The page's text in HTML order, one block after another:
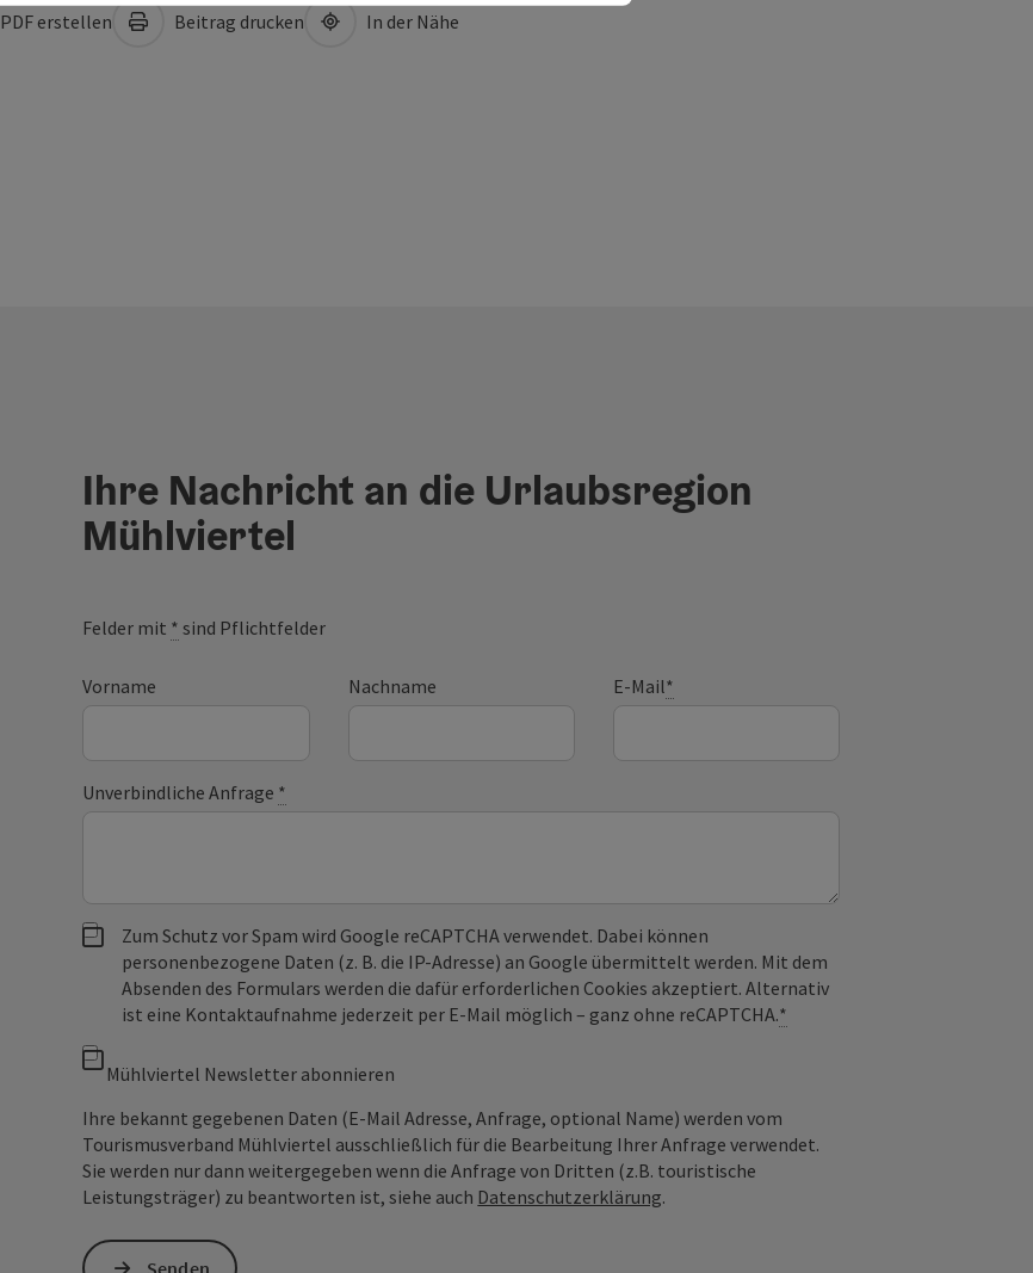
PDF erstellen Beitrag drucken In der Nähe
Ihre Nachricht an die Urlaubsregion
Mühlviertel
Felder mit * sind Pflichtfelder
Vorname Nachname E-Mail*
Unverbindliche Anfrage *
Zum Schutz vor Spam wird Google reCAPTCHA verwendet. Dabei können
personenbezogene Daten (z. B. die IP-Adresse) an Google übermittelt werden. Mit dem
Absenden des Formulars werden die dafür erforderlichen Cookies akzeptiert. Alternativ
ist eine Kontaktaufnahme jederzeit per E-Mail möglich – ganz ohne reCAPTCHA.*
Mühlviertel Newsletter abonnieren
Ihre bekannt gegebenen Daten (E-Mail Adresse, Anfrage, optional Name) werden vom
Tourismusverband Mühlviertel ausschließlich für die Bearbeitung Ihrer Anfrage verwendet.
Sie werden nur dann weitergegeben wenn die Anfrage von Dritten (z.B. touristische
Leistungsträger) zu beantworten ist, siehe auch Datenschutzerklärung.